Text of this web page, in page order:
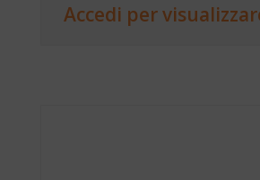
Accedi per